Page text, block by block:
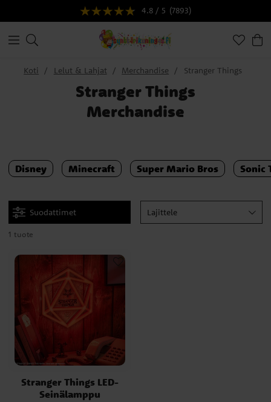
4.8 / 5 (7893)
Koti Lelut & Lahjat Merchandise Stranger Things
Stranger Things
Merchandise
Disney Minecraft Super Mario Bros Sonic
Suodattimet Lajittele
1 tuote
Stranger Things LED-
Seinälamppu